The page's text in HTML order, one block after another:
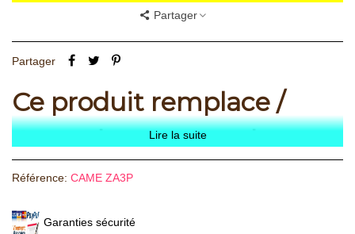
Partager
Partager
Ce produit remplace /
Carte de commande
CAME ZA3 et carte de
commande ZA4
Lire la suite
Référence: CAME ZA3P
Garanties sécurité